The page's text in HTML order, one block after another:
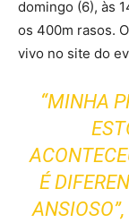
domingo (6), às
os 400m rasos.
vivo no site do
“MINHA
É